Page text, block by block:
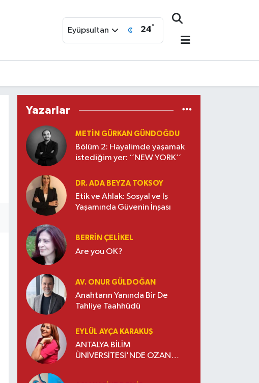
Eyüpsultan 24°
Yazarlar
METIN GÜRKAN GÜNDOĞDU
Bölüm 2: Hayalimde yaşamak
istediğim yer: ‘’NEW YORK’’
DR. ADA BEYZA TOKSOY
Etik ve Ahlak: Sosyal ve İş
Yaşamında Güvenin İnşası
BERRIN ÇELIKEL
Are you OK?
AV. ONUR GÜLDOĞAN
Anahtarın Yanında Bir De
Tahliye Taahhüdü
EYLÜL AYÇA KARAKUŞ
ANTALYA BİLİM
ÜNİVERSİTESİ'NDE OZAN